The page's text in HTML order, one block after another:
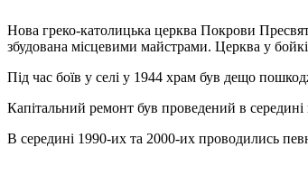
Нова греко-католицька церква Покрови
збудована місцевими майстрами. Церква у
Під час боїв у селі у 1944 храм був дещо
Капітальний ремонт був проведений в середині
В середині 1990-их та 2000-их проводились